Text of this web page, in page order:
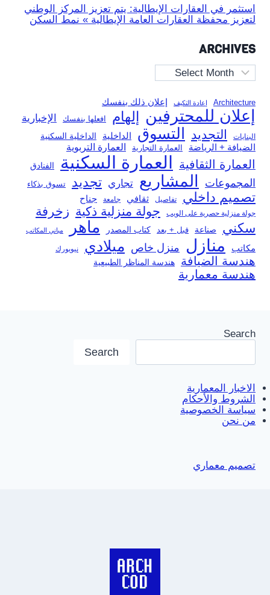
استثمر في العقارات الإيطالية: يتم تعزيز المركز الوطني
لتعزيز محفظة العقارات العامة الإيطالية » نمط السكن
ARCHIVES
Archives
Architecture إعادة التكيف إعلان ذلك بنفسك
إعلان للمحترفين إلهام افعلها بنفسك الإخبارية
البنايات التجديد التسوق الداخلية الداخلية السكنية
الضيافة + الرياضة العمارة التجارية العمارة التربوية
العمارة الثقافية العمارة السكنية الفنادق
المجموعات المشاريع تجاري تجديد تسوق بذكاء
تصميم داخلي تفاصيل ثقافي جامعة جناح
جولة منزلية حصرية على الويب جولة منزلية ذكية زخرفة
سكني صناعة قبل + بعد كتاب المصدر ماهر مباني المكاتب
مكاتب منازل منزل خاص ميلادي نيويورك
هندسة الضيافة هندسة المناظر الطبيعية
هندسة معمارية
Search
Search
الاخبار المعمارية
الشروط والأحكام
سياسة الخصوصية
من نحن
تصميم معماري